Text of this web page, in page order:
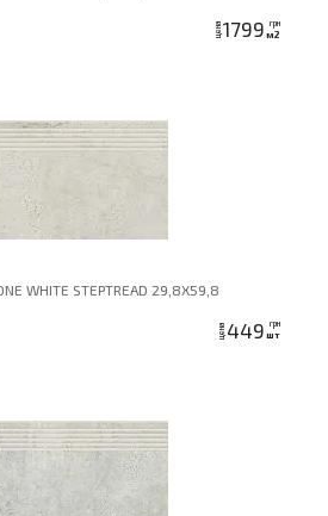
цена1799 грн
м2
WHITE STEPTREAD 29,8X59,8
цена 449 грн
шт